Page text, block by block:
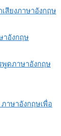
เสียงภาษาอังกฤษ
าอังกฤษ
พูดภาษาอังกฤษ
ภาษาอังกฤษเพื่อ